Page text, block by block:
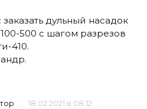
дульный насадок
500 с шагом разрезов
410.
18.02.2021 в 08:12